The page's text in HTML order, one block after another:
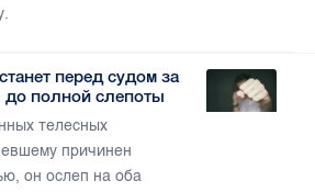
перед судом за
полной слепоты
телесных
причинен
он ослеп на оба